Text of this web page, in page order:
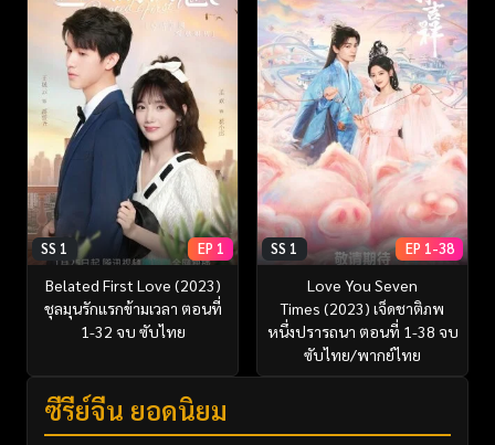
SS 1 EP 1
Belated First Love (2023)
ชุลมุนรักแรกข้ามเวลา ตอนที่
1-32 จบ ซับไทย
SS 1 EP 1-38
Love You Seven
Times (2023) เจ็ดชาติภพ
หนึ่งปรารถนา ตอนที่ 1-38 จบ
ซับไทย/พากย์ไทย
ซีรี่ย์จีน ยอดนิยม